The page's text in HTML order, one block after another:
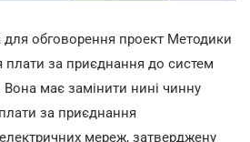
обговорення проект Методики
за приєднання до систем
Вона має замінити нині чинну
за приєднання
мереж, затверджену